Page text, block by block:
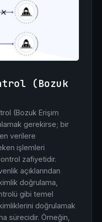
(Bozuk
(Bozuk Erişim
gerekirse; bir
verilere
işlemleri
zafiyetidir.
açıklarından
doğrulama,
gibi temel
kimliklerini doğrulamak
sürecidir. Örneğin,